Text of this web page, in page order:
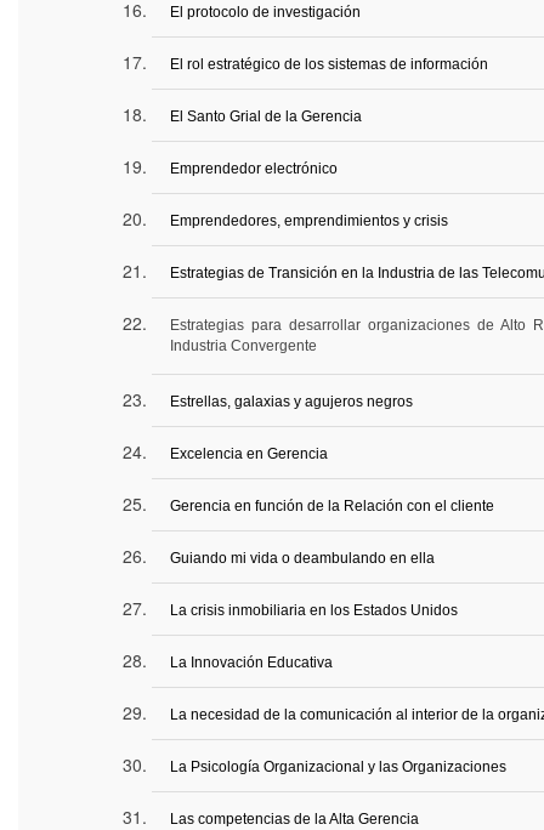
El protocolo de investigación
El rol estratégico de los sistemas de información
El Santo Grial de la Gerencia
Emprendedor electrónico
Emprendedores, emprendimientos y crisis
Estrategias de Transición en la Industria de las
Estrategias para desarrollar organizaciones de Alto
Industria Convergente
Estrellas, galaxias y agujeros negros
Excelencia en Gerencia
Gerencia en función de la Relación con el cliente
Guiando mi vida o deambulando en ella
La crisis inmobiliaria en los Estados Unidos
La Innovación Educativa
La necesidad de la comunicación al interior de la
La Psicología Organizacional y las Organizaciones
Las competencias de la Alta Gerencia